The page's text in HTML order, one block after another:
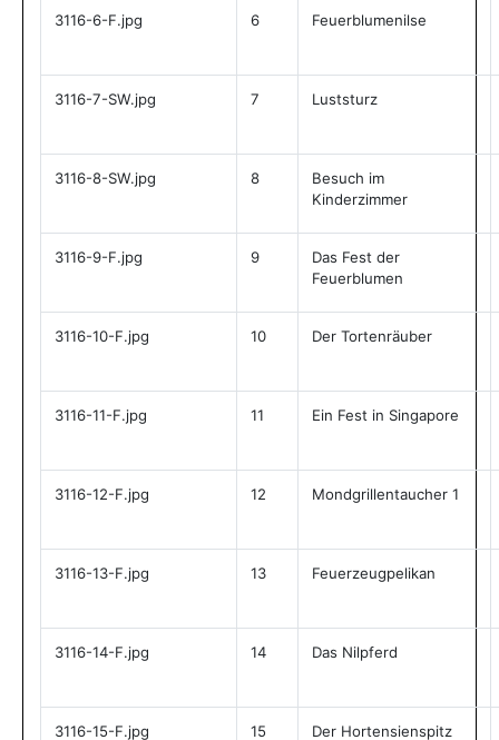
3116-6-F.jpg 6 Feuerblumenilse
3116-7-SW.jpg 7 Luststurz
3116-8-SW.jpg 8
Besuch im
Kinderzimmer
3116-9-F.jpg 9
Das Fest der
Feuerblumen
3116-10-F.jpg 10 Der Tortenräuber
3116-11-F.jpg 11 Ein Fest in Singapore
3116-12-F.jpg 12 Mondgrillentaucher 1
3116-13-F.jpg 13 Feuerzeugpelikan
3116-14-F.jpg 14 Das Nilpferd
3116-15-F.jpg 15 Der Hortensienspitz